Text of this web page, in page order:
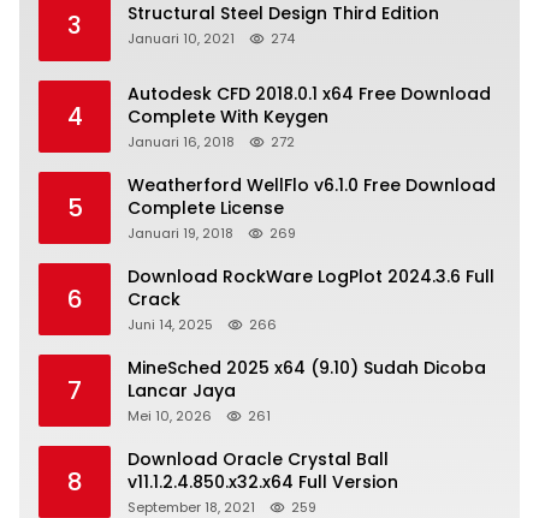
3 Structural Steel Design Third Edition
Januari 10, 2021 274
4
Autodesk CFD 2018.0.1 x64 Free Download
Complete With Keygen
Januari 16, 2018 272
5
Weatherford WellFlo v6.1.0 Free Download
Complete License
Januari 19, 2018 269
6
Download RockWare LogPlot 2024.3.6 Full
Crack
Juni 14, 2025 266
7
MineSched 2025 x64 (9.10) Sudah Dicoba
Lancar Jaya
Mei 10, 2026 261
8
Download Oracle Crystal Ball
v11.1.2.4.850.x32.x64 Full Version
September 18, 2021 259